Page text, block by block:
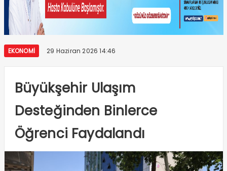
EKONOMI 29 Haziran 2026 14:46
Büyükşehir Ulaşım
Desteğinden Binlerce
Öğrenci Faydalandı